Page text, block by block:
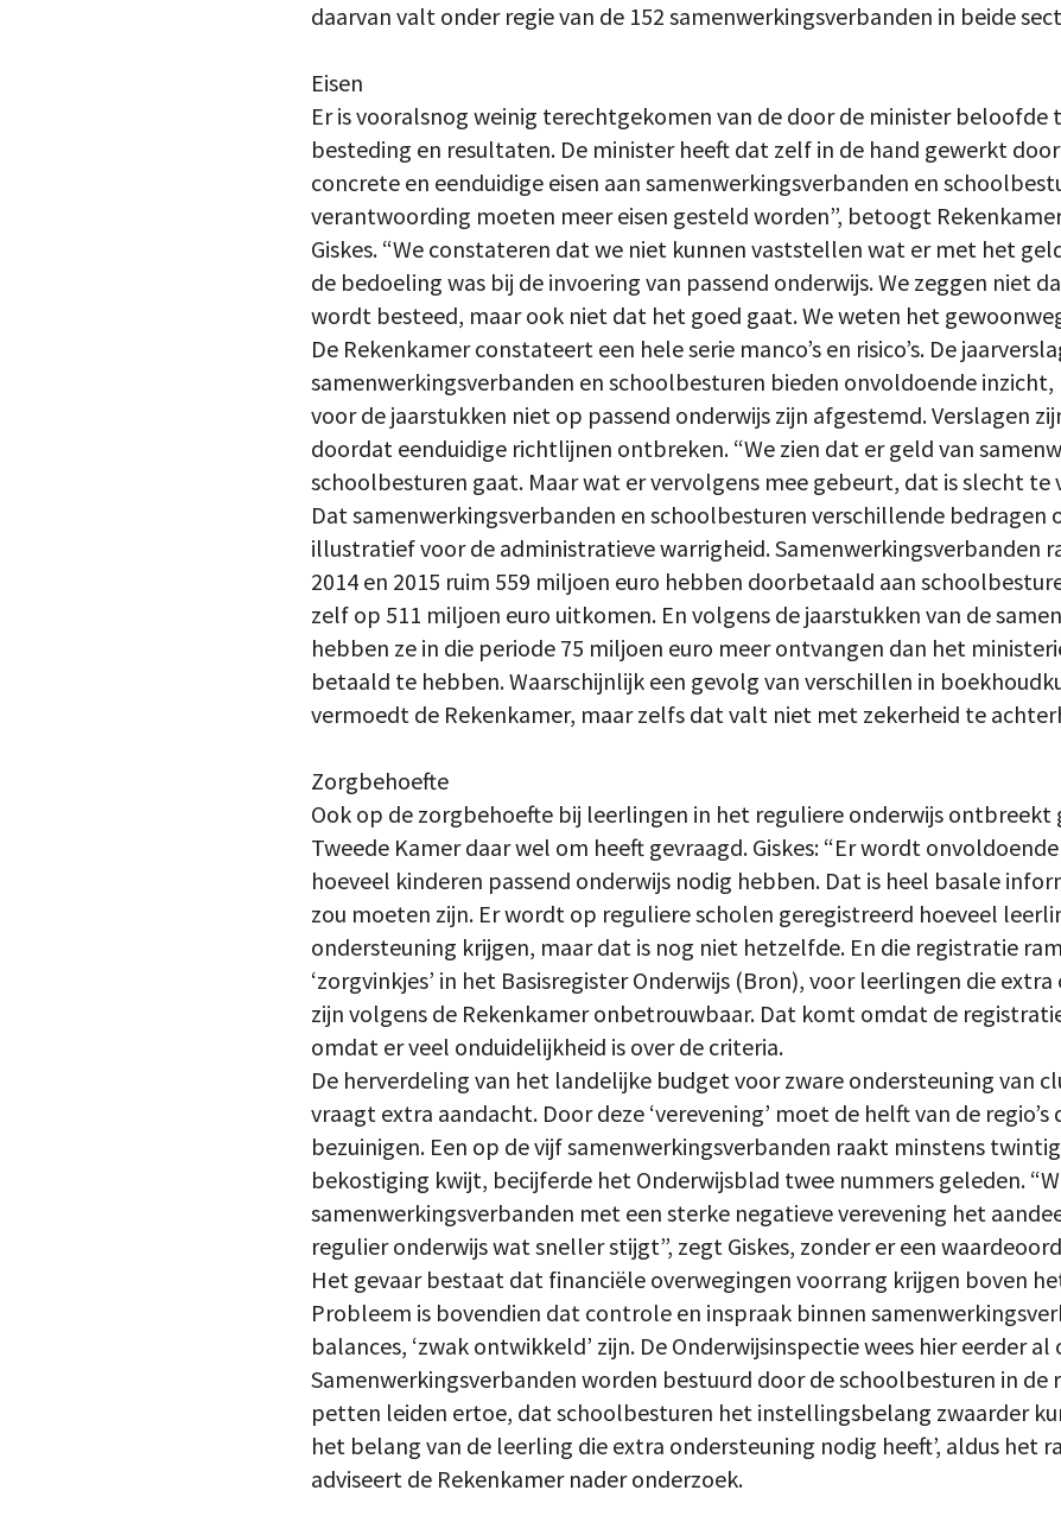
daarvan valt onder regie van de 152 samenwerkingsverbanden in beide
Eisen
Er is vooralsnog weinig terechtgekomen van de door de minister beloofde
besteding en resultaten. De minister heeft dat zelf in de hand gewerkt
concrete en eenduidige eisen aan samenwerkingsverbanden en
verantwoording moeten meer eisen gesteld worden”, betoogt
Giskes. “We constateren dat we niet kunnen vaststellen wat er met het
de bedoeling was bij de invoering van passend onderwijs. We zeggen niet
wordt besteed, maar ook niet dat het goed gaat. We weten het
De Rekenkamer constateert een hele serie manco’s en risico’s. De
samenwerkingsverbanden en schoolbesturen bieden onvoldoende
voor de jaarstukken niet op passend onderwijs zijn afgestemd. Verslagen
doordat eenduidige richtlijnen ontbreken. “We zien dat er geld van
schoolbesturen gaat. Maar wat er vervolgens mee gebeurt, dat is slecht te
Dat samenwerkingsverbanden en schoolbesturen verschillende bedragen
illustratief voor de administratieve warrigheid. Samenwerkingsverbanden
2014 en 2015 ruim 559 miljoen euro hebben doorbetaald aan
zelf op 511 miljoen euro uitkomen. En volgens de jaarstukken van de
hebben ze in die periode 75 miljoen euro meer ontvangen dan het
betaald te hebben. Waarschijnlijk een gevolg van verschillen in
vermoedt de Rekenkamer, maar zelfs dat valt niet met zekerheid te
Zorgbehoefte
Ook op de zorgbehoefte bij leerlingen in het reguliere onderwijs ontbreekt
Tweede Kamer daar wel om heeft gevraagd. Giskes: “Er wordt
hoeveel kinderen passend onderwijs nodig hebben. Dat is heel basale
zou moeten zijn. Er wordt op reguliere scholen geregistreerd hoeveel
ondersteuning krijgen, maar dat is nog niet hetzelfde. En die registratie
‘zorgvinkjes’ in het Basisregister Onderwijs (Bron), voor leerlingen die
zijn volgens de Rekenkamer onbetrouwbaar. Dat komt omdat de
omdat er veel onduidelijkheid is over de criteria.
De herverdeling van het landelijke budget voor zware ondersteuning van
vraagt extra aandacht. Door deze ‘verevening’ moet de helft van de regio’s
bezuinigen. Een op de vijf samenwerkingsverbanden raakt minstens
bekostiging kwijt, becijferde het Onderwijsblad twee nummers geleden.
samenwerkingsverbanden met een sterke negatieve verevening het
regulier onderwijs wat sneller stijgt”, zegt Giskes, zonder er een
Het gevaar bestaat dat financiële overwegingen voorrang krijgen boven
Probleem is bovendien dat controle en inspraak binnen
balances, ‘zwak ontwikkeld’ zijn. De Onderwijsinspectie wees hier eerder al
Samenwerkingsverbanden worden bestuurd door de schoolbesturen in de
petten leiden ertoe, dat schoolbesturen het instellingsbelang zwaarder
het belang van de leerling die extra ondersteuning nodig heeft’, aldus het
adviseert de Rekenkamer nader onderzoek.